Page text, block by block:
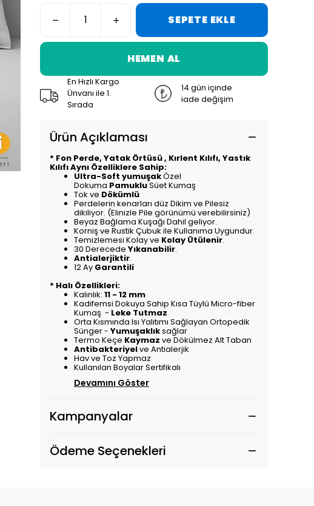
SEPETE EKLE
HEMEN AL
En Hızlı Kargo
Ünvanı ile 1.
Sırada
14 gün içinde
iade değişim
Ürün Açıklaması
* Fon Perde, Yatak Örtüsü , Kırlent Kılıfı, Yastık
Kılıfı Aynı Özelliklere Sahip:
Ultra-Soft yumuşakÖzel
Dokuma PamukluSüet Kumaş
Tok ve Dökümlü
Perdelerin kenarları düz Dikim ve Pilesiz
dikiliyor. (Elinizle Pile görünümü verebilirsiniz)
Beyaz Bağlama Kuşağı Dahil geliyor.
Korniş ve Rustik Çubuk ile Kullanıma Uygundur.
Temizlemesi Kolay ve Kolay Ütülenir.
30 Derecede Yıkanabilir.
Antialerjiktir.
12 Ay Garantili
* Halı Özellikleri:
Kalınlık: 11 - 12 mm
Kadifemsi Dokuya Sahip Kısa Tüylü Micro-fiber
Kumaş - Leke Tutmaz
Orta Kısmında Isı Yalıtımı Sağlayan Ortopedik
Sünger - Yumuşaklıksağlar
Termo Keçe Kaymaz ve Dökülmez Alt Taban
Antibakteriyelve Antialerjik
Hav ve Toz Yapmaz
Kullanılan Boyalar Sertifikalı
Devamını Göster
Kampanyalar
Ödeme Seçenekleri